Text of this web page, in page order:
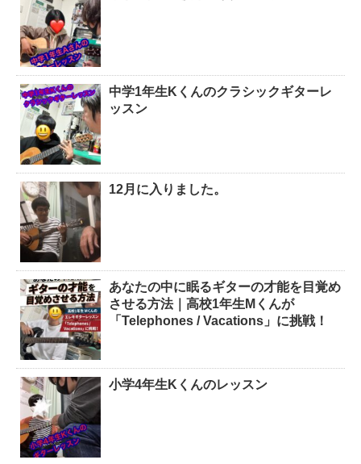
中学1年生Kくんのクラシックギターレ
ッスン
12月に入りました。
あなたの中に眠るギターの才能を目覚め
させる方法｜高校1年生Mくんが
「Telephones / Vacations」に挑戦！
小学4年生Kくんのレッスン